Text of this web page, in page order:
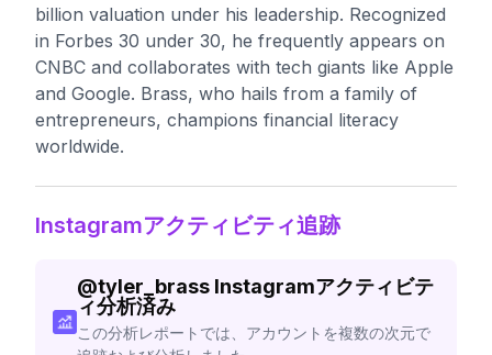
billion valuation under his leadership. Recognized
in Forbes 30 under 30, he frequently appears on
CNBC and collaborates with tech giants like Apple
and Google. Brass, who hails from a family of
entrepreneurs, champions financial literacy
worldwide.
Instagramアクティビティ追跡
@tyler_brass Instagramアクティビテ
ィ分析済み
この分析レポートでは、アカウントを複数の次元で